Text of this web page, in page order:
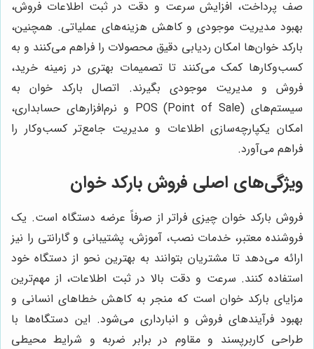
صف پرداخت، افزایش سرعت و دقت در ثبت اطلاعات فروش،
بهبود مدیریت موجودی و کاهش هزینه‌های عملیاتی. همچنین،
بارکد خوان‌ها امکان ردیابی دقیق محصولات را فراهم می‌کنند و به
کسب‌وکارها کمک می‌کنند تا تصمیمات بهتری در زمینه خرید،
فروش و مدیریت موجودی بگیرند. اتصال بارکد خوان به
سیستم‌های POS (Point of Sale) و نرم‌افزارهای حسابداری،
امکان یکپارچه‌سازی اطلاعات و مدیریت جامع‌تر کسب‌وکار را
فراهم می‌آورد.
ویژگی‌های اصلی فروش بارکد خوان
فروش بارکد خوان چیزی فراتر از صرفاً عرضه دستگاه است. یک
فروشنده معتبر، خدمات نصب، آموزش، پشتیبانی و گارانتی را نیز
ارائه می‌دهد تا مشتریان بتوانند به بهترین نحو از دستگاه خود
استفاده کنند. سرعت و دقت بالا در ثبت اطلاعات، از مهم‌ترین
مزایای بارکد خوان است که منجر به کاهش خطاهای انسانی و
بهبود فرآیندهای فروش و انبارداری می‌شود. این دستگاه‌ها با
طراحی کاربرپسند و مقاوم در برابر ضربه و شرایط محیطی